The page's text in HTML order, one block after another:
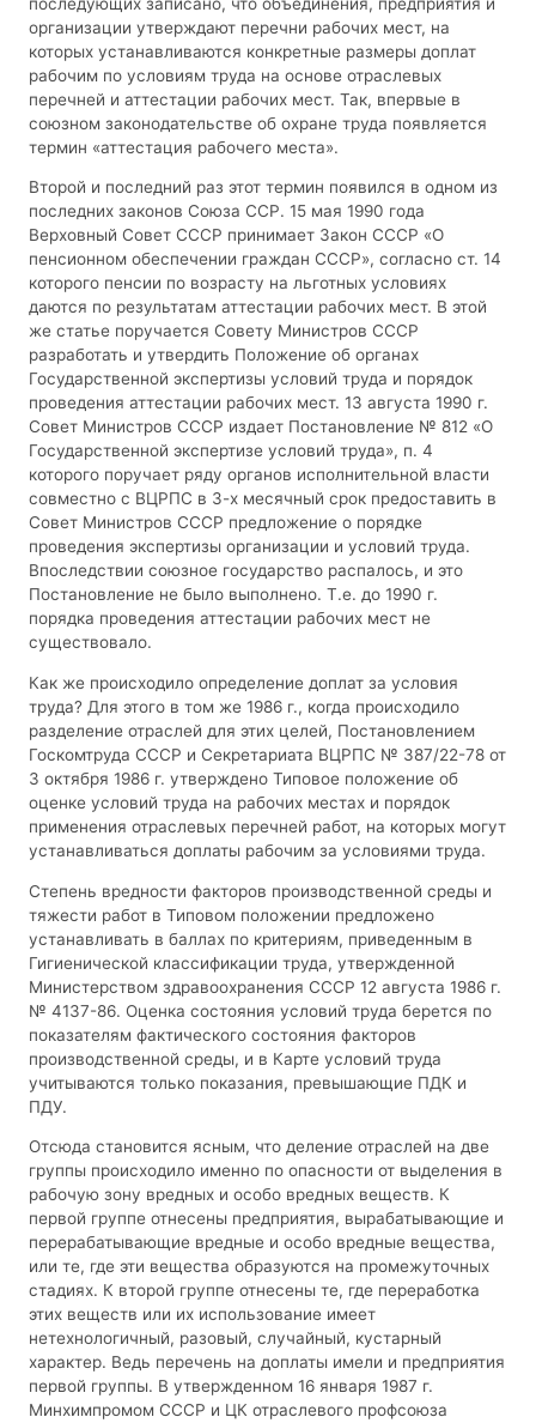
организации утверждают перечни рабочих мест, на
которых устанавливаются конкретные размеры доплат
рабочим по условиям труда на основе отраслевых
перечней и аттестации рабочих мест. Так, впервые в
союзном законодательстве об охране труда появляется
термин «аттестация рабочего места».
Второй и последний раз этот термин появился в одном из
последних законов Союза ССР. 15 мая 1990 года
Верховный Совет СССР принимает Закон СССР «О
пенсионном обеспечении граждан СССР», согласно ст. 14
которого пенсии по возрасту на льготных условиях
даются по результатам аттестации рабочих мест. В этой
же статье поручается Совету Министров СССР
разработать и утвердить Положение об органах
Государственной экспертизы условий труда и порядок
проведения аттестации рабочих мест. 13 августа 1990 г.
Совет Министров СССР издает Постановление № 812 «О
Государственной экспертизе условий труда», п. 4
которого поручает ряду органов исполнительной власти
совместно с ВЦРПС в 3-х месячный срок предоставить в
Совет Министров СССР предложение о порядке
проведения экспертизы организации и условий труда.
Впоследствии союзное государство распалось, и это
Постановление не было выполнено. Т.е. до 1990 г.
порядка проведения аттестации рабочих мест не
существовало.
Как же происходило определение доплат за условия
труда? Для этого в том же 1986 г., когда происходило
разделение отраслей для этих целей, Постановлением
Госкомтруда СССР и Секретариата ВЦРПС № 387/22-78 от
3 октября 1986 г. утверждено Типовое положение об
оценке условий труда на рабочих местах и порядок
применения отраслевых перечней работ, на которых могут
устанавливаться доплаты рабочим за условиями труда.
Степень вредности факторов производственной среды и
тяжести работ в Типовом положении предложено
устанавливать в баллах по критериям, приведенным в
Гигиенической классификации труда, утвержденной
Министерством здравоохранения СССР 12 августа 1986 г.
№ 4137-86. Оценка состояния условий труда берется по
показателям фактического состояния факторов
производственной среды, и в Карте условий труда
учитываются только показания, превышающие ПДК и
ПДУ.
Отсюда становится ясным, что деление отраслей на две
группы происходило именно по опасности от выделения в
рабочую зону вредных и особо вредных веществ. К
первой группе отнесены предприятия, вырабатывающие и
перерабатывающие вредные и особо вредные вещества,
или те, где эти вещества образуются на промежуточных
стадиях. К второй группе отнесены те, где переработка
этих веществ или их использование имеет
нетехнологичный, разовый, случайный, кустарный
характер. Ведь перечень на доплаты имели и предприятия
первой группы. В утвержденном 16 января 1987 г.
Минхимпромом СССР и ЦК отраслевого профсоюза